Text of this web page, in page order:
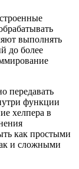
выполнять
до более
передавать
функции
хелпера в
как простыми
и сложными